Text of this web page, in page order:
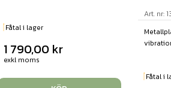
Fåtal i lager
1 790,00 kr
exkl moms
Art. nr:
Fåtal i